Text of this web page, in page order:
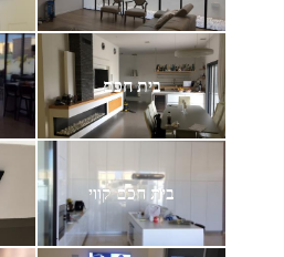
בית חכם
בית חכם קווי